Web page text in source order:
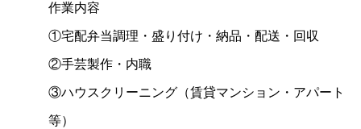
作業内容
①宅配弁当調理・盛り付け・納品・配送・回収
②手芸製作・内職
③ハウスクリーニング（賃貸マンション・アパート
等）